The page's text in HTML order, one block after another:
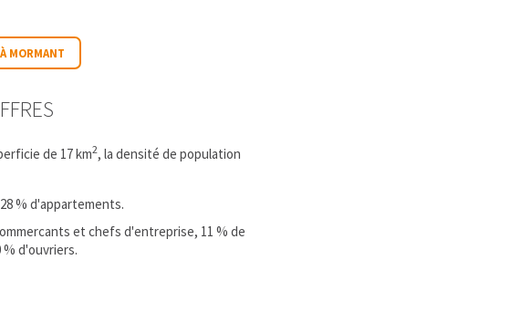
MORMANT
de 17 km2, la densité de population
% d'appartements.
et chefs d'entreprise, 11 % de
d'ouvriers.